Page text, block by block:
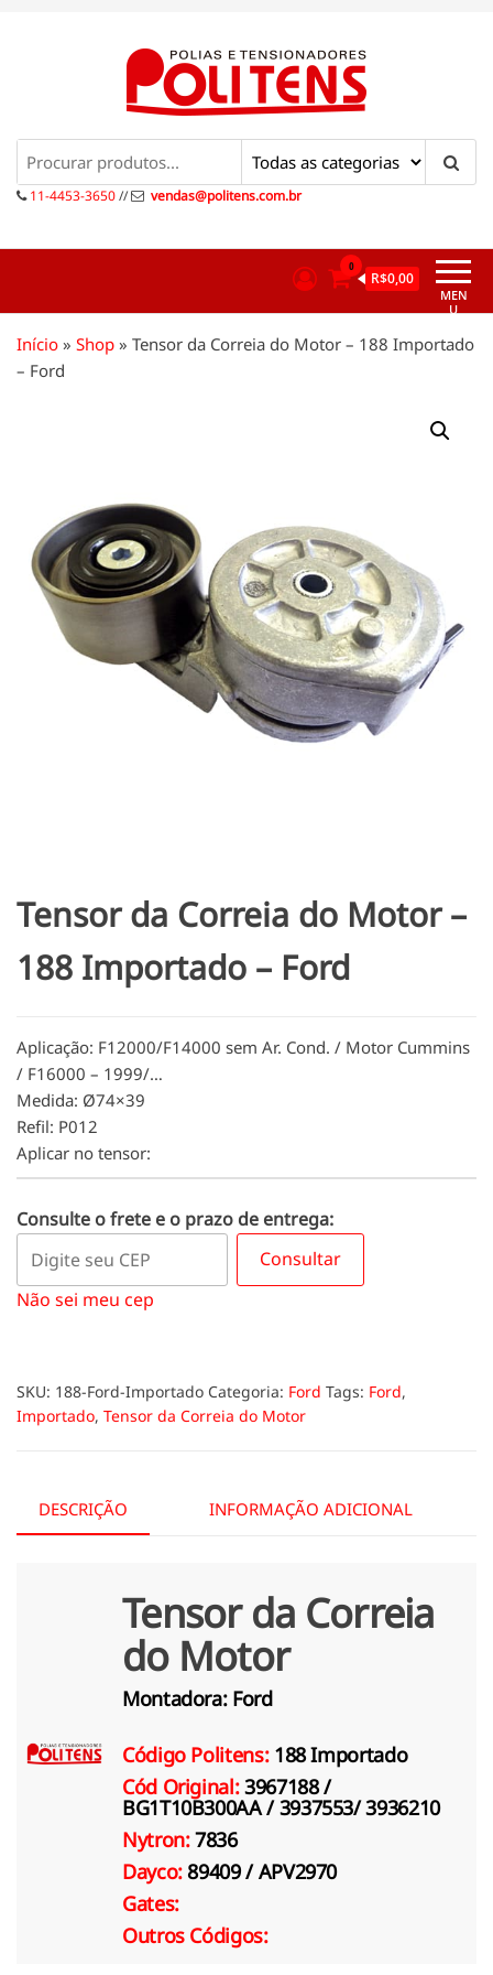
Politens Polias e tensionadores
11-4453-3650// vendas@politens.com.br
MEN
U
0
R$0,00
Início » Shop » Tensor da Correia do Motor – 188 Importado
– Ford
Tensor da Correia do Motor –
188 Importado – Ford
Aplicação: F12000/F14000 sem Ar. Cond. / Motor Cummins
/ F16000 – 1999/…
Medida: Ø74×39
Refil: P012
Aplicar no tensor:
Consulte o frete e o prazo de entrega:
Consultar
Não sei meu cep
SKU: 188-Ford-Importado Categoria: Ford Tags: Ford,
Importado, Tensor da Correia do Motor
DESCRIÇÃO INFORMAÇÃO ADICIONAL
Tensor da Correia
do Motor
Montadora: Ford
Código Politens: 188 Importado
Cód Original:3967188 /
BG1T10B300AA / 3937553/ 3936210
Nytron:7836
Dayco: 89409 / APV2970
Gates:
Outros Códigos: